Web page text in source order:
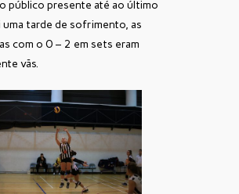
público presente até ao último
tarde de sofrimento, as
com o 0 – 2 em sets eram
vãs.